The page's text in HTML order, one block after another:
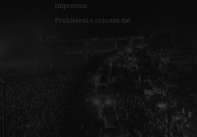
Impresum
Prohlášení o ochraně dat